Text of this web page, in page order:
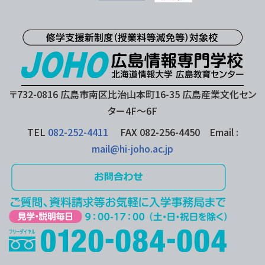
〒732-0816 広島市南区比治山本町16-35 広島産業文化セン
ター4F〜6F
TEL 082-252-4411 FAX 082-256-4450 Email :
mail@hi-joho.ac.jp